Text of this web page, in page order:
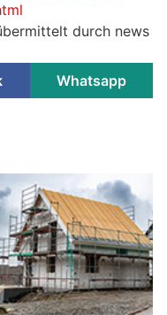
durch news
Whatsapp